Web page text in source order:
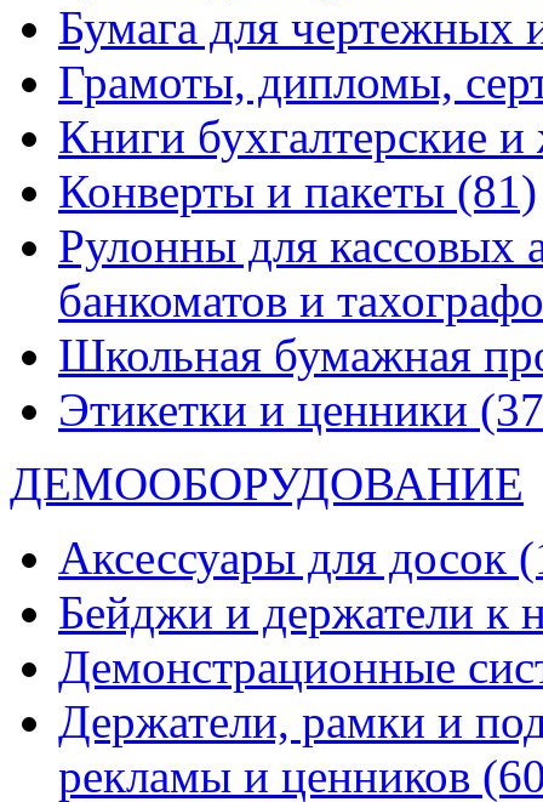
Бумага для чертежных
Грамоты, дипломы,
Книги бухгалтерские
Конверты и пакеты (81)
Рулонны для кассовых
банкоматов и
Школьная бумажная
Этикетки и ценники
ДЕМООБОРУДОВАНИЕ
Аксессуары для досок
Бейджи и держатели к
Демонстрационные
Держатели, рамки и
рекламы и ценников